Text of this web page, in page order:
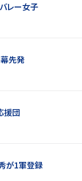
レー女子
先発
援団
が1軍登録